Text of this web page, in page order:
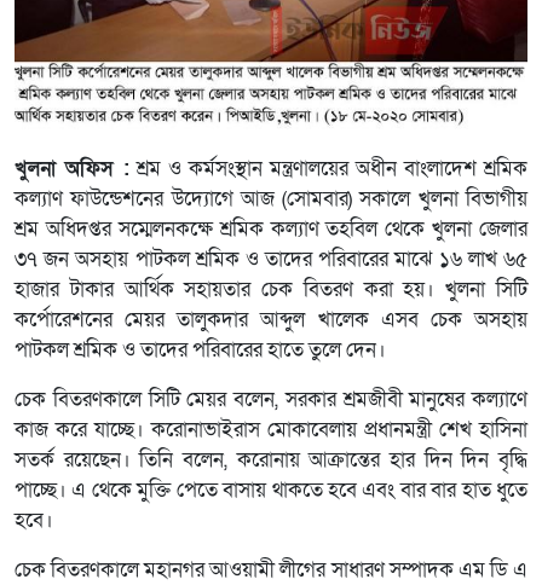
খুলনা অফিস : শ্রম ও কর্মসংস্থান মন্ত্রণালয়ের অধীন বাংলাদেশ শ্রমিক
কল্যাণ ফাউন্ডেশনের উদ্যোগে আজ (সোমবার) সকালে খুলনা বিভাগীয়
শ্রম অধিদপ্তর সম্মেলনকক্ষে শ্রমিক কল্যাণ তহবিল থেকে খুলনা জেলার
৩৭ জন অসহায় পাটকল শ্রমিক ও তাদের পরিবারের মাঝে ১৬ লাখ ৬৫
হাজার টাকার আর্থিক সহায়তার চেক বিতরণ করা হয়। খুলনা সিটি
কর্পোরেশনের মেয়র তালুকদার আব্দুল খালেক এসব চেক অসহায়
পাটকল শ্রমিক ও তাদের পরিবারের হাতে তুলে দেন।
চেক বিতরণকালে সিটি মেয়র বলেন, সরকার শ্রমজীবী মানুষের কল্যাণে
কাজ করে যাচ্ছে। করোনাভাইরাস মোকাবেলায় প্রধানমন্ত্রী শেখ হাসিনা
সতর্ক রয়েছেন। তিনি বলেন, করোনায় আক্রান্তের হার দিন দিন বৃদ্ধি
পাচ্ছে। এ থেকে মুক্তি পেতে বাসায় থাকতে হবে এবং বার বার হাত ধুতে
হবে।
চেক বিতরণকালে মহানগর আওয়ামী লীগের সাধারণ সম্পাদক এম ডি এ